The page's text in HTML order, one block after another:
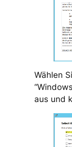
Wählen
aus und